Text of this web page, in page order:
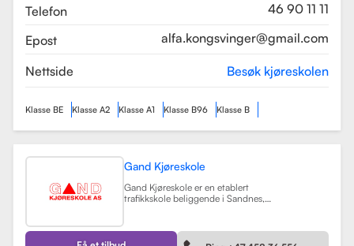
Telefon
46 90 11 11
Epost
alfa.kongsvinger@gmail.com
Nettside Besøk kjøreskolen
Klasse BE Klasse A2 Klasse A1 Klasse B96 Klasse B
Gand Kjøreskole
Gand Kjøreskole er en etablert
trafikkskole beliggende i Sandnes,
kjøretøyklasser. Skolen har
spesialisert seg på opplæring for